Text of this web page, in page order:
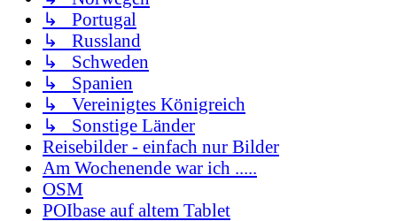
↳ Portugal
↳ Russland
↳ Schweden
↳ Spanien
↳ Vereinigtes Königreich
↳ Sonstige Länder
Reisebilder - einfach nur Bilder
Am Wochenende war ich .....
OSM
POIbase auf altem Tablet